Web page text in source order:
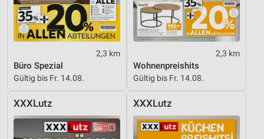
2,3 km
Büro Spezial
Gültig bis Fr. 14.08.
2,3 km
Wohnenpreishits
Gültig bis Fr. 14.08.
XXXLutz XXXLutz